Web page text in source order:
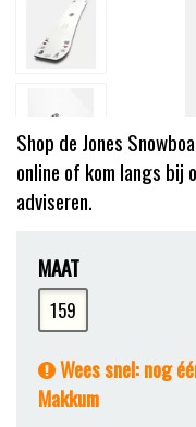
Shop de Jones
online of kom langs bij
adviseren.
MAAT
159
Wees snel: nog
Makkum